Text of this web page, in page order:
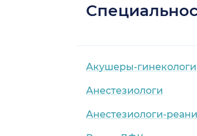
Акушеры-гинекологи
Анестезиологи
Анестезиологи-